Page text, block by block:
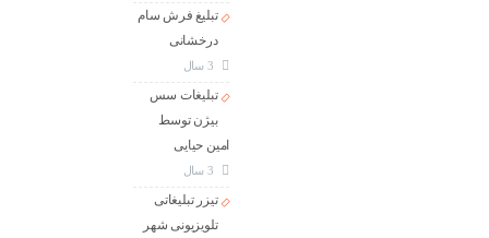
تبلیغ فرش سام
درخشانی
تبلیغات سس
بیژن توسط
امین حیایی
تیزر تبلیغاتی
تلویزیونی شهر